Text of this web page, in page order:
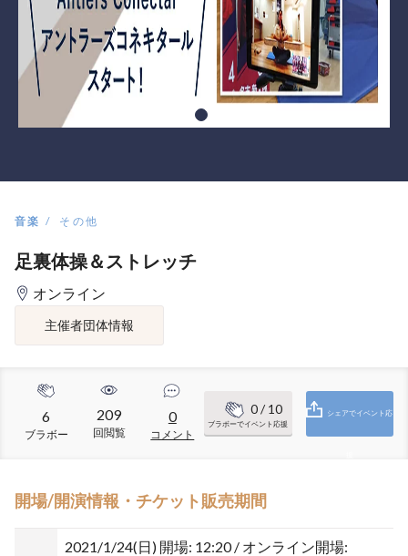
音楽 その他
足裏体操＆ストレッチ
オンライン
主催者団体情報
6
ブラボー
209
回閲覧
0
コメント
0/ 10
ブラボーでイベント応援
シェアでイベント応
開場/開演情報・チケット販売期間
2021/1/24(日) 開場: 12:20 / オンライン開場: